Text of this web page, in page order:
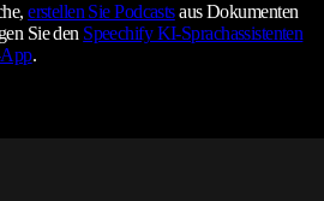
erstellen Sie Podcastsaus Dokumenten
Sie den Speechify KI-Sprachassistenten
.